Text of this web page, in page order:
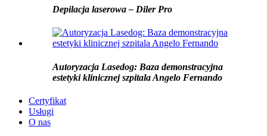
Depilacja laserowa – Diler Pro
Autoryzacja Lasedog: Baza demonstracyjna
estetyki klinicznej szpitala Angelo Fernando
Certyfikat
Usługi
O nas